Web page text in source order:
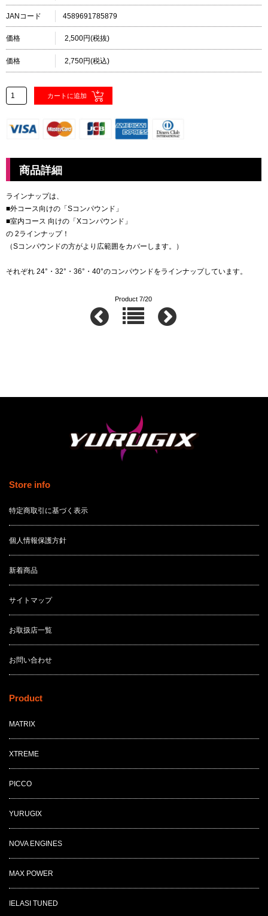
JANコード 4589691785879
価格 2,500円(税抜)
価格 2,750円(税込)
商品詳細
ラインナップは、
■外コース向けの「Sコンパウンド」
■室内コース 向けの「Xコンパウンド」
の 2ラインナップ！
（Sコンパウンドの方がより広範囲をカバーします。）
それぞれ 24°・32°・36°・40°のコンパウンドをラインナップしています。
Product 7/20
Store info
特定商取引に基づく表示
個人情報保護方針
新着商品
サイトマップ
お取扱店一覧
お問い合わせ
Product
MATRIX
XTREME
PICCO
YURUGIX
NOVA ENGINES
MAX POWER
IELASI TUNED